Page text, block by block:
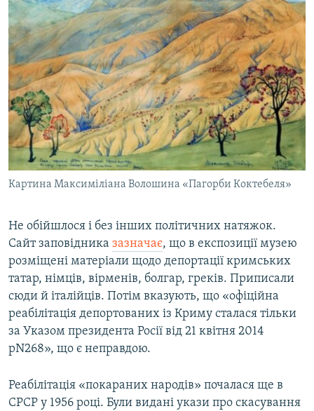
Картина Максиміліана Волошина «Пагорби Коктебеля»
Не обійшлося і без інших політичних натяжок.
Сайт заповідника зазначає, що в експозиції музею
розміщені матеріали щодо депортації кримських
татар, німців, вірменів, болгар, греків. Приписали
сюди й італійців. Потім вказують, що «офіційна
реабілітація депортованих із Криму сталася тільки
за Указом президента Росії від 21 квітня 2014
рN268», що є неправдою.
Реабілітація «покараних народів» почалася ще в
СРСР у 1956 році. Були видані укази про скасування